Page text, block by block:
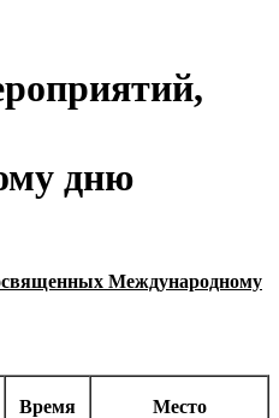
дню
Международному
Время
Место